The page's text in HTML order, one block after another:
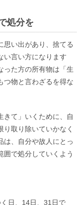
処分を
思い出があり、捨てる
い言い方になります
った方の所有物は「生
つ物と言わざるを得な
きて」いくために、自
取り除いていかなく
は、自分や故人にとっ
囲で処分していくよう
日、14日、31日で